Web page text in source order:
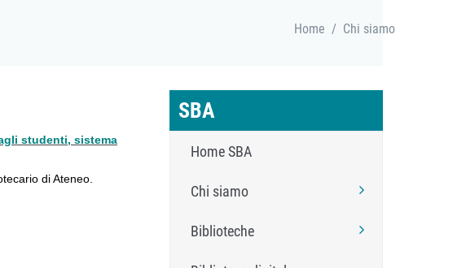
Home / Chi siamo
studenti, sistema
di Ateneo.
SBA
Home SBA
Chi siamo
Biblioteche